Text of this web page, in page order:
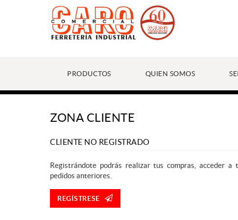
PRODUCTOS QUIEN SOMOS
ZONA CLIENTE
CLIENTE NO REGISTRADO
Registrándote podrás realizar tus compras, acceder
pedidos anteriores.
REGÍSTRESE